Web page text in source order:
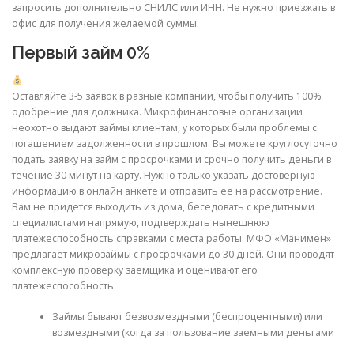
запросить дополнительно СНИЛС или ИНН. Не нужно приезжать в
офис для получения желаемой суммы.
Первый займ 0%
Оставляйте 3-5 заявок в разные компании, чтобы получить 100%
одобрение для должника. Микрофинансовые организации
неохотно выдают займы клиентам, у которых были проблемы с
погашением задолженности в прошлом. Вы можете круглосуточно
подать заявку на займ с просрочками и срочно получить деньги в
течение 30 минут на карту. Нужно только указать достоверную
информацию в онлайн анкете и отправить ее на рассмотрение.
Вам не придется выходить из дома, беседовать с кредитными
специалистами напрямую, подтверждать нынешнюю
платежеспособность справками с места работы. МФО «Манимен»
предлагает микрозаймы с просрочками до 30 дней. Они проводят
комплексную проверку заемщика и оценивают его
платежеспособность.
Займы бывают безвозмездными (беспроцентными) или
возмездными (когда за пользование заемными деньгами